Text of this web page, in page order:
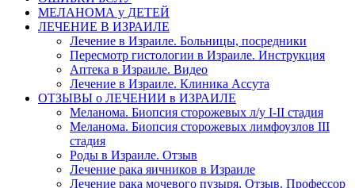
МЕЛАНОМА у ДЕТЕЙ
ЛЕЧЕНИЕ В ИЗРАИЛЕ
Лечение в Израиле. Больницы, посредники
Пересмотр гистологии в Израиле. Инструкция
Аптека в Израиле. Видео
Лечение в Израиле. Клиника Ассута
ОТЗЫВЫ о ЛЕЧЕНИИ в ИЗРАИЛЕ
Меланома. Биопсия сторожевых л/у I-II стадия
Меланома. Биопсия сторожевых лимфоузлов III
стадия
Роды в Израиле. Отзыв
Лечение рака яичников в Израиле
Лечение рака мочевого пузыря. Отзыв. Профессор